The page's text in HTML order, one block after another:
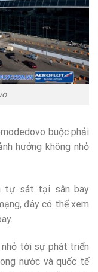
buộc phải
hưởng không nhỏ
tự sát tại sân bay
đây có thể xem
nhỏ tới sự phát triển
nước và quốc tế